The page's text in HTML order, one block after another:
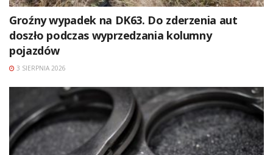
Groźny wypadek na DK63. Do zderzenia aut
doszło podczas wyprzedzania kolumny
pojazdów
3 SIERPNIA 2026